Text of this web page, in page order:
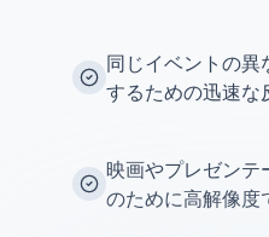
同じイベントの異
するための迅速な
映画やプレゼンテ
のために高解像度